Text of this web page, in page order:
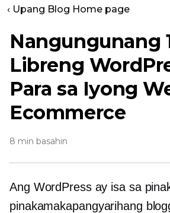
‹ Upang Blog Home page
Nangungunang
Libreng
Para sa Iyong
Ecommerce
8 min basahin
Ang WordPress ay isa sa
pinakamakapangyarihang